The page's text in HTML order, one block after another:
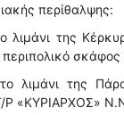
περίθαλψης:
λιμάνι της
περιπολικό
λιμάνι της
Ρ «ΚΥΡΙΑΡΧΟΣ»